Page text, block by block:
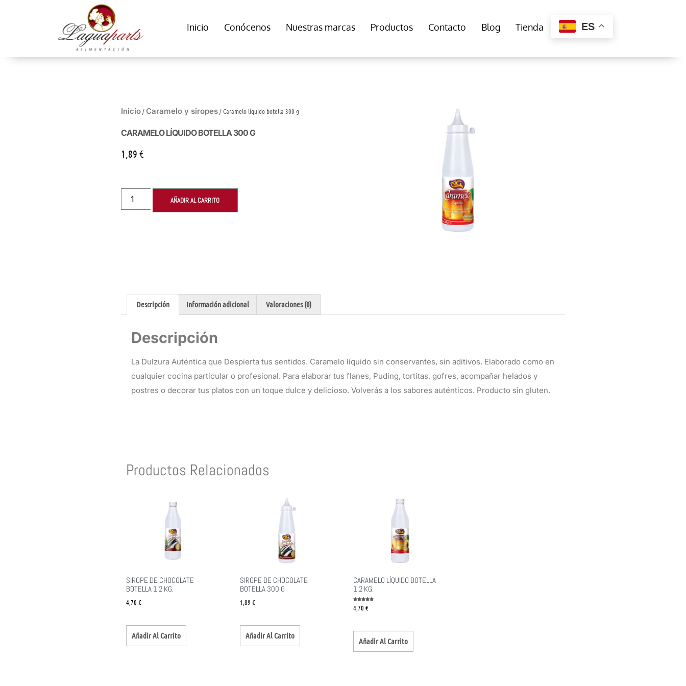
Inicio Conócenos Nuestras marcas Productos Contacto Blog Tienda ES
Inicio/Caramelo y siropes/ Caramelo líquido botella 300 g
CARAMELO LÍQUIDO BOTELLA 300 G
1,89 €
AÑADIR AL CARRITO
Descripción Información adicional Valoraciones (0)
Descripción
La Dulzura Auténtica que Despierta tus sentidos. Caramelo líquido sin conservantes, sin aditivos. Elaborado como en
cualquier cocina particular o profesional. Para elaborar tus flanes, Puding, tortitas, gofres, acompañar helados y
postres o decorar tus platos con un toque dulce y delicioso. Volverás a los sabores auténticos. Producto sin gluten.
Productos Relacionados
SIROPE DE CHOCOLATE
BOTELLA 1,2 KG.
4,70 €
Añadir Al Carrito
SIROPE DE CHOCOLATE
BOTELLA 300 G
1,89 €
Añadir Al Carrito
CARAMELO LÍQUIDO BOTELLA
1,2 KG.
con
5.00
4,70 €
Añadir Al Carrito